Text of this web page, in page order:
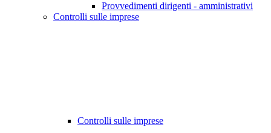
Provvedimenti dirigenti - amministrativi
Controlli sulle imprese
Controlli sulle imprese